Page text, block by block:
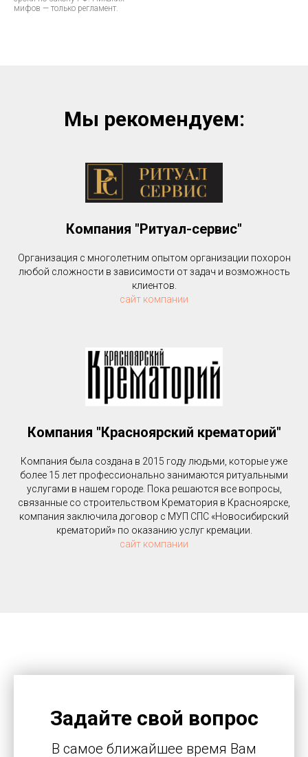
мифов — только регламент.
Мы рекомендуем:
Компания "Ритуал-сервис"
Организация с многолетним опытом организации похорон
любой сложности в зависимости от задач и возможность
клиентов.
сайт компании
Компания "Красноярский крематорий"
Компания была создана в 2015 году людьми, которые уже
более 15 лет профессионально занимаются ритуальными
услугами в нашем городе. Пока решаются все вопросы,
связанные со строительством Крематория в Красноярске,
компания заключила договор с МУП СПС «Новосибирский
крематорий» по оказанию услуг кремации.
сайт компании
Задайте свой вопрос
В самое ближайшее время Вам